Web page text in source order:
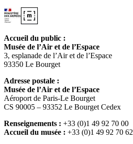
Accueil du public :
Musée de l’Air et de l’Espace
3, esplanade de l’Air et de l’Espace
93350 Le Bourget
Adresse postale :
Musée de l’Air et de l’Espace
Aéroport de Paris-Le Bourget
CS 90005 – 93352 Le Bourget Cedex
Renseignements : +33 (0)1 49 92 70 00
Accueil du musée : +33 (0)1 49 92 70 62